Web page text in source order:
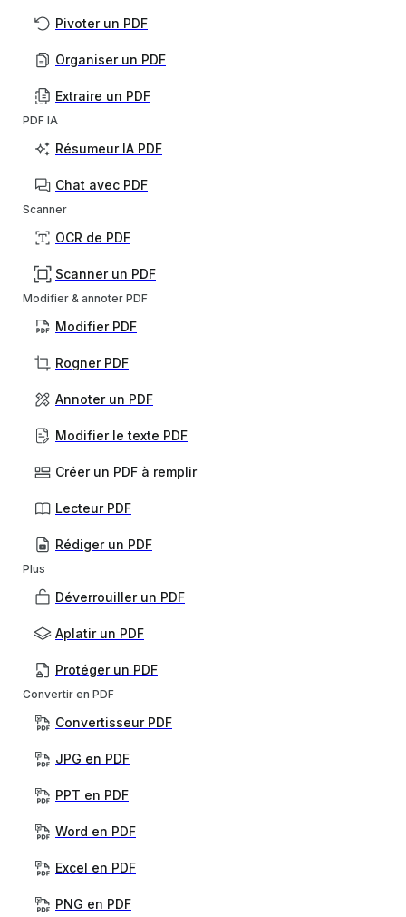
Pivoter un PDF
Organiser un PDF
Extraire un PDF
PDF IA
Résumeur IA PDF
Chat avec PDF
Scanner
OCR de PDF
Scanner un PDF
Modifier & annoter PDF
Modifier PDF
Rogner PDF
Annoter un PDF
Modifier le texte PDF
Créer un PDF à remplir
Lecteur PDF
Rédiger un PDF
Plus
Déverrouiller un PDF
Aplatir un PDF
Protéger un PDF
Convertir en PDF
Convertisseur PDF
JPG en PDF
PPT en PDF
Word en PDF
Excel en PDF
PNG en PDF